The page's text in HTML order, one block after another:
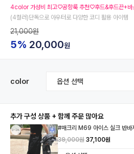
4color 가성비 최고♡공항룩 추천♡후드&후드끈+바
(4컬러)단독으로 아우터로 다양한 코디 활용 아이템
21,000원
5% 20,000원
color
추가 구성 상품 + 함께 주문 많아요
#매크리 M69 아이스 실크 반바
39,000원 37,100원